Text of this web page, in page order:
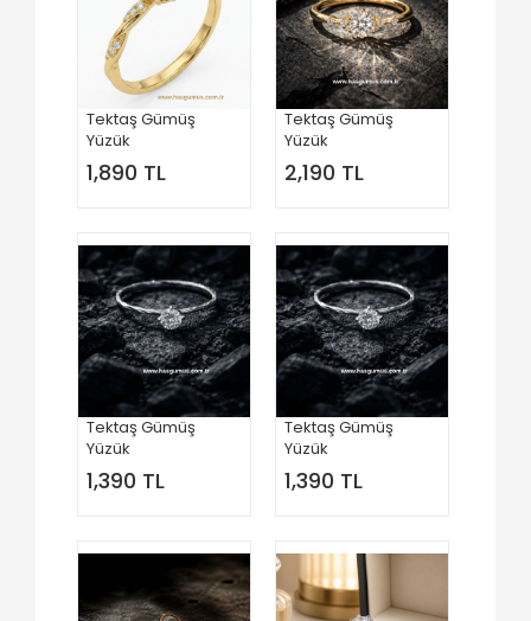
Tektaş Gümüş
Yüzük
1,890 TL
Tektaş Gümüş
Yüzük
2,190 TL
Tektaş Gümüş
Yüzük
1,390 TL
Tektaş Gümüş
Yüzük
1,390 TL